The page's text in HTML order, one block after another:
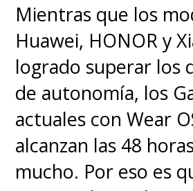
Mientras que los
Huawei, HONOR y
logrado superar los
de autonomía, los
actuales con Wear
alcanzan las 48
mucho. Por eso es